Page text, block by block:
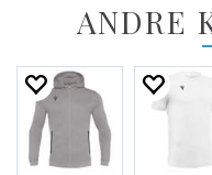
ANDRE